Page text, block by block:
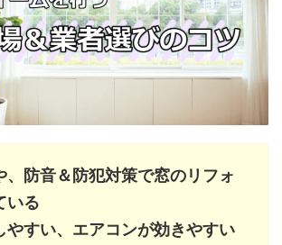
、防音＆防犯対策で窓のリフォ
いる
やすい、エアコンが効きやすい